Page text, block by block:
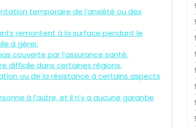
temporaire de l’anxiété ou des
remontent à la surface pendant le
à gérer.
couverte par l’assurance santé.
difficile dans certaines régions.
ou de la résistance à certains aspects
à l’autre, et il n’y a aucune garantie